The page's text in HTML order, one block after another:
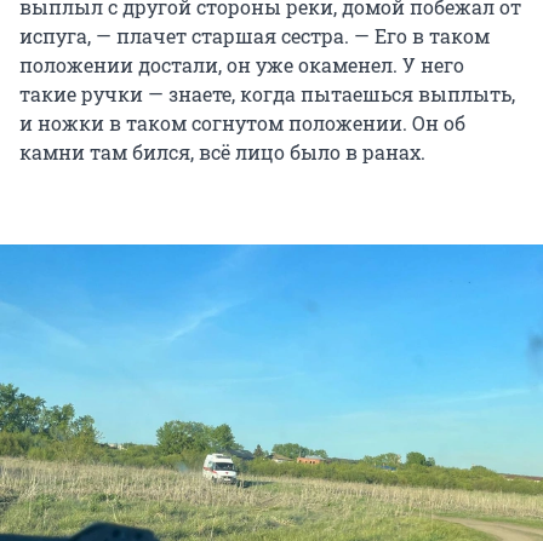
выплыл с другой стороны реки, домой побежал от
испуга, — плачет старшая сестра. — Его в таком
положении достали, он уже окаменел. У него
такие ручки — знаете, когда пытаешься выплыть,
и ножки в таком согнутом положении. Он об
камни там бился, всё лицо было в ранах.